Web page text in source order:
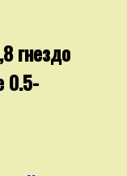
гнездо
0.5-